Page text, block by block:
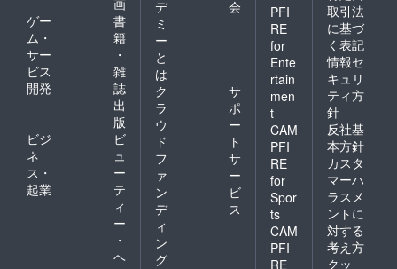
ゲー
ム・
サー
ビス
開発
書
籍
・
雑
誌
出
版
ビジ
ネ
ス・
起業
ビ
ュ
ー
テ
ィ
ー
・
ヘ
デ
ミ
ー
と
は
会
ク
ラ
ウ
ド
フ
ァ
ン
デ
ィ
ン
グ
サ
ポ
ー
ト
サ
ー
ビ
ス
PFI
RE
for
Ente
rtain
men
t
CAM
PFI
RE
for
Spor
ts
CAM
PFI
RE
取引法
に基づ
く表記
情報セ
キュリ
ティ方
針
反社基
本方針
カスタ
マーハ
ラスメ
ントに
対する
考え方
クッ